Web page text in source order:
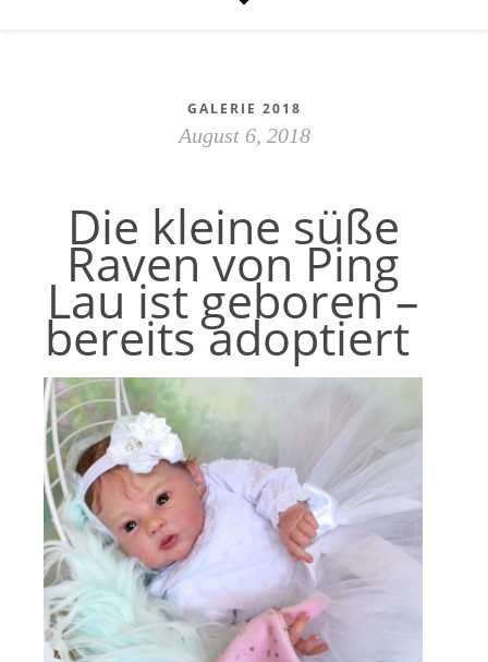
GALERIE 2018
August 6, 2018
Die kleine süße
Raven von Ping
Lau ist geboren –
bereits adoptiert